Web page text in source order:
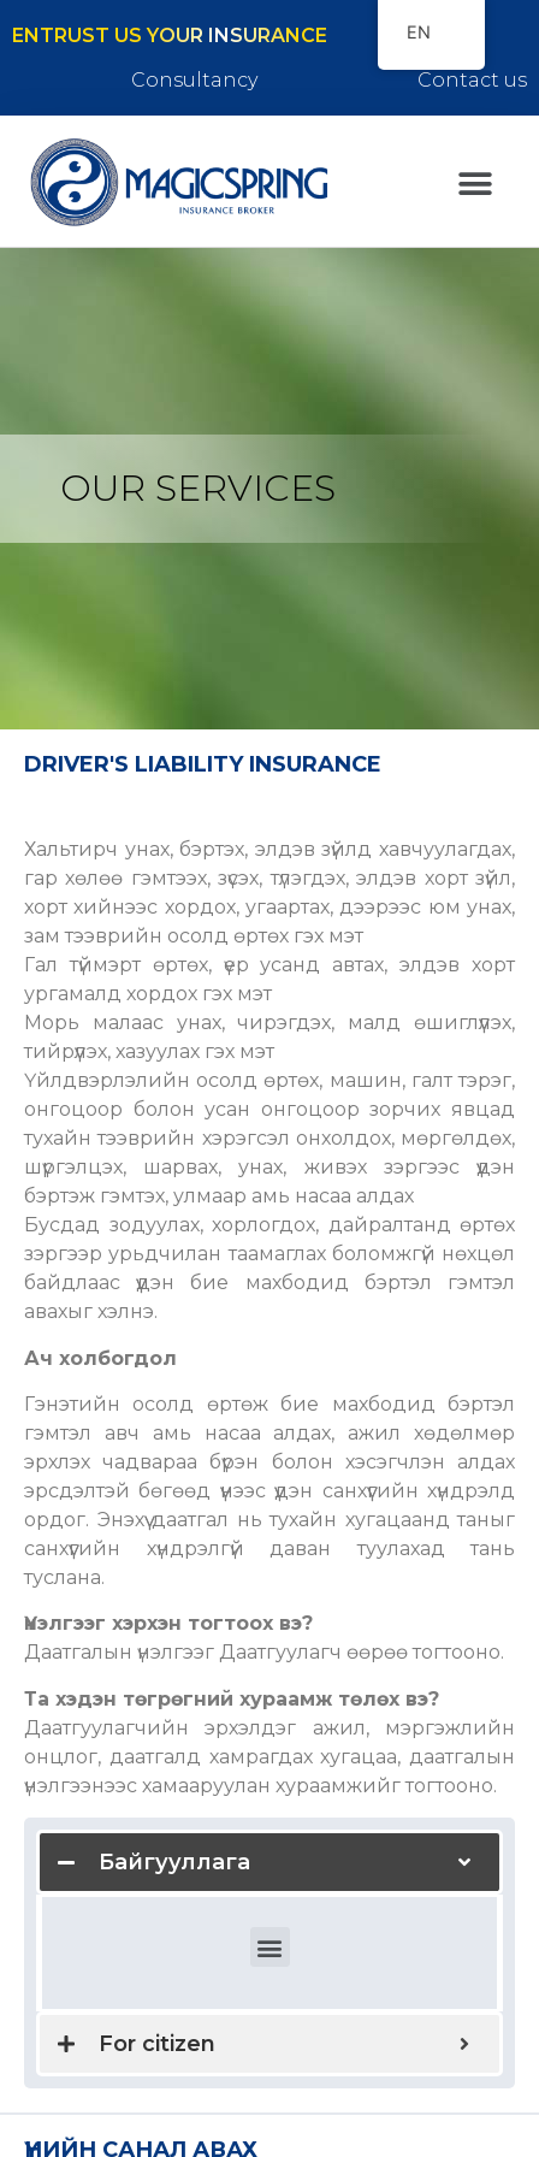
ENTRUST US YOUR INSURANCE
Consultancy
Contact us
OUR SERVICES
Байгууллага
For citizen
DRIVER'S LIABILITY INSURANCE
Хальтирч унах, бэртэх, элдэв зүйлд хавчуулагдах,
гар хөлөө гэмтээх, зүсэх, түлэгдэх, элдэв хорт зүйл,
хорт хийнээс хордох, угаартах, дээрээс юм унах,
зам тээврийн осолд өртөх гэх мэт
Гал түймэрт өртөх, үер усанд автах, элдэв хорт
ургамалд хордох гэх мэт
Морь малаас унах, чирэгдэх, малд өшиглүүлэх,
тийрүүлэх, хазуулах гэх мэт
Үйлдвэрлэлийн осолд өртөх, машин, галт тэрэг,
онгоцоор болон усан онгоцоор зорчих явцад
тухайн тээврийн хэрэгсэл онхолдох, мөргөлдөх,
шүргэлцэх, шарвах, унах, живэх зэргээс үүдэн
бэртэж гэмтэх, улмаар амь насаа алдах
Бусдад зодуулах, хорлогдох, дайралтанд өртөх
зэргээр урьдчилан таамаглах боломжгүй нөхцөл
байдлаас үүдэн бие махбодид бэртэл гэмтэл
авахыг хэлнэ.
Ач холбогдол
Гэнэтийн осолд өртөж бие махбодид бэртэл
гэмтэл авч амь насаа алдах, ажил хөдөлмөр
эрхлэх чадвараа бүрэн болон хэсэгчлэн алдах
эрсдэлтэй бөгөөд үүнээс үүдэн санхүүгийн хүндрэлд
ордог. Энэхүү даатгал нь тухайн хугацаанд таныг
санхүүгийн хүндрэлгүй даван туулахад тань
туслана.
Үнэлгээг хэрхэн тогтоох вэ?
Даатгалын үнэлгээг Даатгуулагч өөрөө тогтооно.
Та хэдэн төгрөгний хураамж төлөх вэ?
Даатгуулагчийн эрхэлдэг ажил, мэргэжлийн
онцлог, даатгалд хамрагдах хугацаа, даатгалын
үнэлгээнээс хамааруулан хураамжийг тогтооно.
ҮНИЙН САНАЛ АВАХ
EN